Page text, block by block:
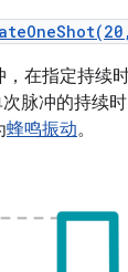
在指定持续
脉冲的持续
蜂鸣振动。